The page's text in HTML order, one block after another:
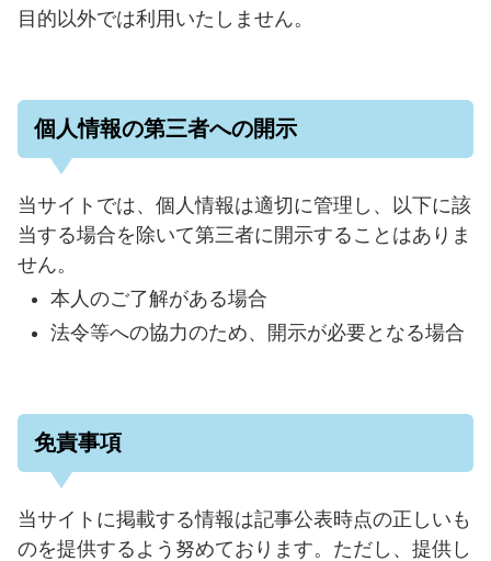
目的以外では利用いたしません。
個人情報の第三者への開示
当サイトでは、個人情報は適切に管理し、以下に該
当する場合を除いて第三者に開示することはありま
せん。
本人のご了解がある場合
法令等への協力のため、開示が必要となる場合
免責事項
当サイトに掲載する情報は記事公表時点の正しいも
のを提供するよう努めております。ただし、提供し